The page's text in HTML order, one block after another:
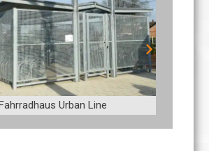
Urban Line